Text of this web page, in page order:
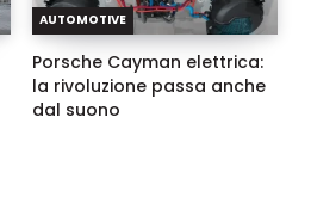
AUTOMOTIVE
Porsche Cayman elettrica:
la rivoluzione passa anche
dal suono